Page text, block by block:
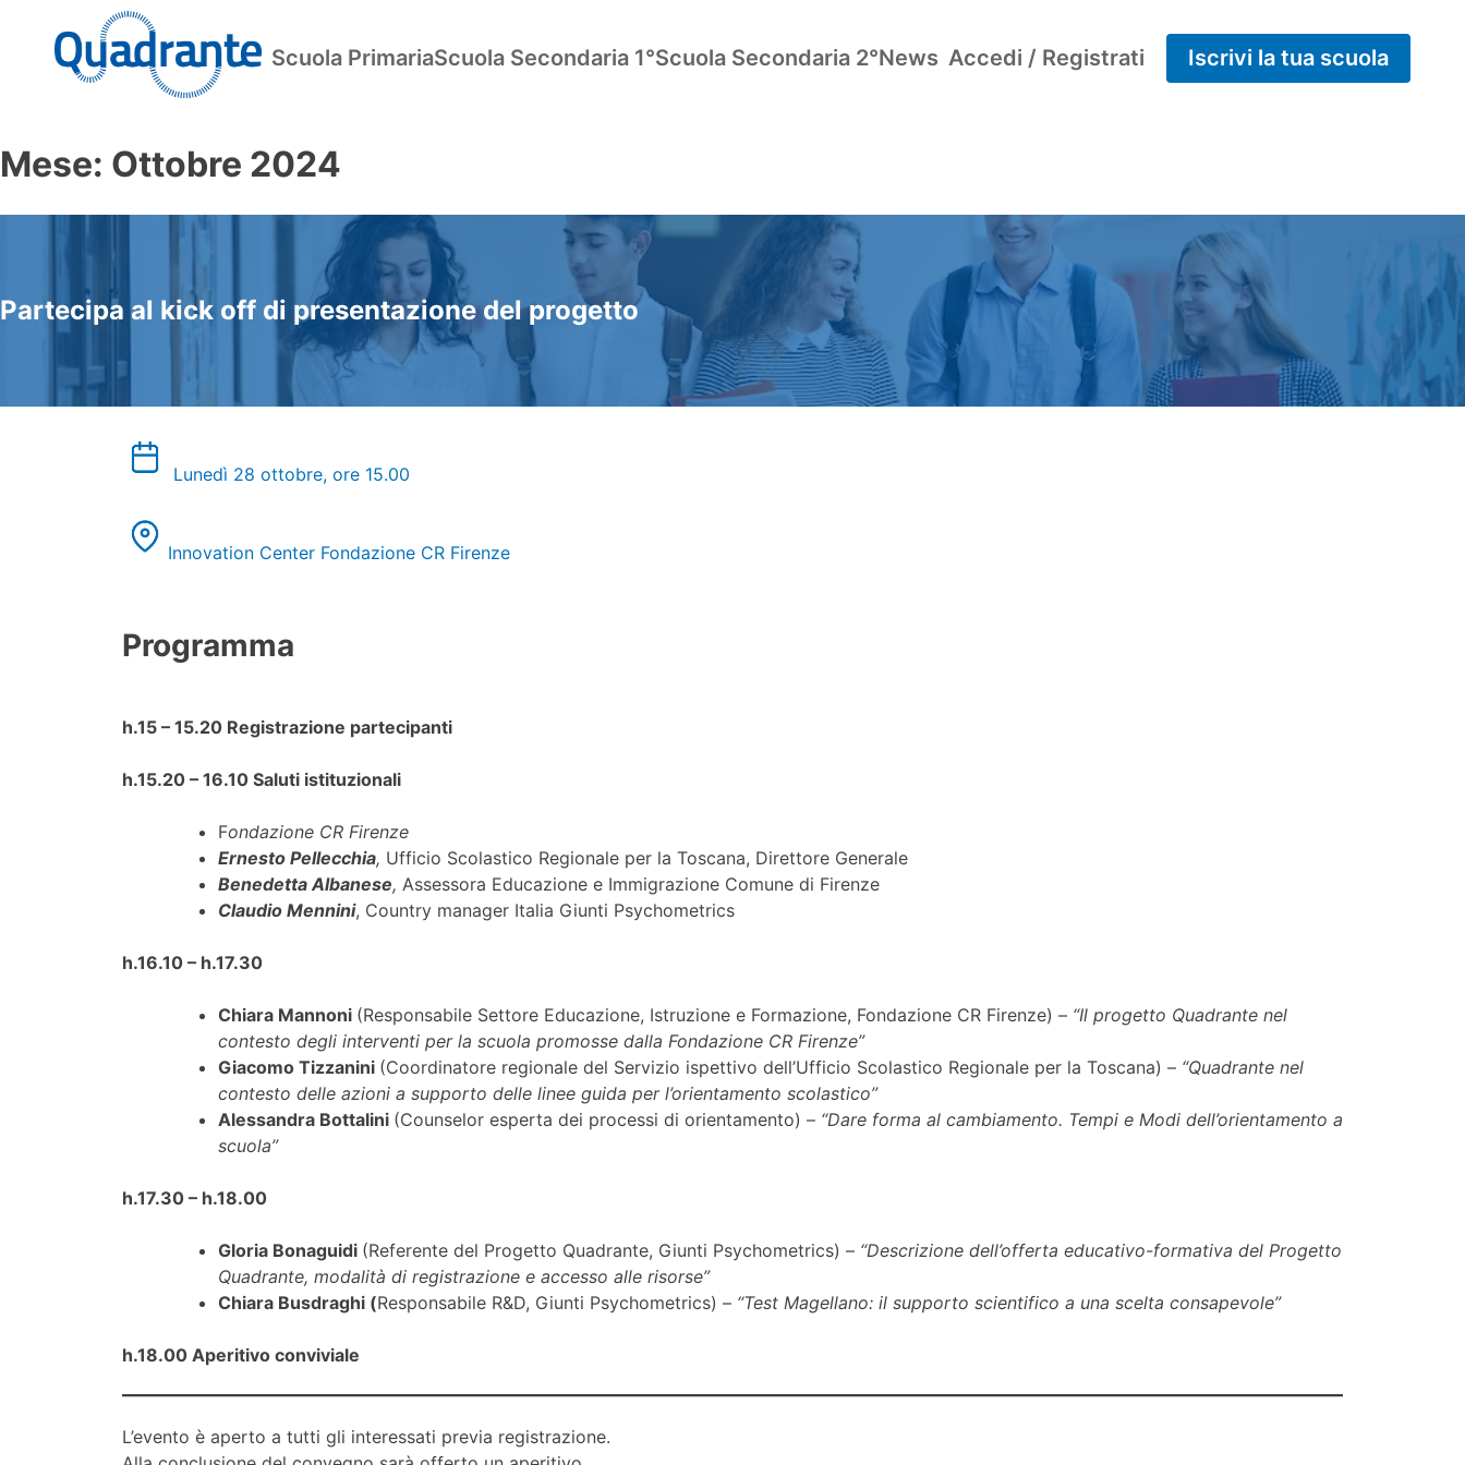
content
Scuola PrimariaScuola Secondaria 1°Scuola Secondaria 2°News Accedi / Registrati Iscrivi la tua scuola
Mese: Ottobre 2024
Partecipa al kick off di presentazione del progetto
Lunedì 28 ottobre, ore 15.00
Innovation Center Fondazione CR Firenze
Programma
h.15 – 15.20 Registrazione partecipanti
h.15.20 – 16.10 Saluti istituzionali
Fondazione CR Firenze
Ernesto Pellecchia, Ufficio Scolastico Regionale per la Toscana, Direttore Generale
Benedetta Albanese, Assessora Educazione e Immigrazione Comune di Firenze
Claudio Mennini, Country manager Italia Giunti Psychometrics
h.16.10 – h.17.30
Chiara Mannoni (Responsabile Settore Educazione, Istruzione e Formazione, Fondazione CR Firenze) – “Il progetto Quadrante nel
contesto degli interventi per la scuola promosse dalla Fondazione CR Firenze”
Giacomo Tizzanini (Coordinatore regionale del Servizio ispettivo dell’Ufficio Scolastico Regionale per la Toscana) – “Quadrante nel
contesto delle azioni a supporto delle linee guida per l’orientamento scolastico”
Alessandra Bottalini (Counselor esperta dei processi di orientamento) – “Dare forma al cambiamento. Tempi e Modi dell’orientamento a
scuola”
h.17.30 – h.18.00
Gloria Bonaguidi (Referente del Progetto Quadrante, Giunti Psychometrics) – “Descrizione dell’offerta educativo-formativa del Progetto
Quadrante, modalità di registrazione e accesso alle risorse”
Chiara Busdraghi (Responsabile R&D, Giunti Psychometrics) – “Test Magellano: il supporto scientifico a una scelta consapevole”
h.18.00 Aperitivo conviviale
L’evento è aperto a tutti gli interessati previa registrazione.